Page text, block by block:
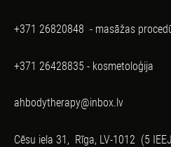
+371 26820848 - masāžas
+371 26428835 - kosmetoloģija
ahbodytherapy@inbox.lv
Cēsu iela 31, Rīga, LV-1012 (5